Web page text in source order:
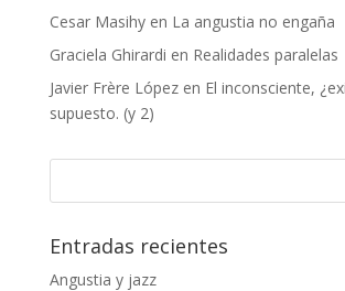
Cesar Masihyen La angustia no engaña
Graciela Ghirardi en Realidades paralelas
Javier Frère Lópezen El inconsciente,
supuesto. (y 2)
Entradas recientes
Angustia y jazz